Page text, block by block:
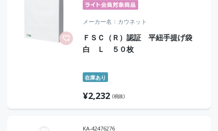
メーカー名 カウネット
ＦＳＣ（Ｒ）認証 平紐手提げ袋
白 Ｌ ５０枚
在庫あり
¥2,232 (税抜)
KA-42476276